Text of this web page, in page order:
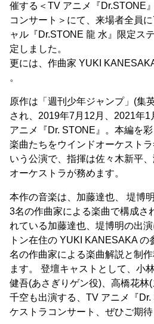
催する＜TV アニメ『Dr.STONE
コンサート＞にて、来場者全員
ャル『Dr.STONE 龍 水』限定ス
定しました。
更には、作曲家 YUKI
。
原作は「週刊少年ジャンプ」(集
され、2019年7月 12月、2021年1
アニメ『Dr. STONE』。本編を
楽曲たちをウインドオーケスト
いう公演で、指揮は佐々木新平
オーケストラが務めます。
本作の音楽は、加藤達也、 堤博
3名の作曲家による楽曲で構成さ
れている加藤達也、堤博明の出
トン在住の YUKI KANESAKA
名の作曲家による楽曲解説と制
ます。 登壇キャストとして、小
健吾(あさぎりゲン役)、高橋花林
千空も出演する、TV アニメ『
ケストラコンサート、ぜひご期待